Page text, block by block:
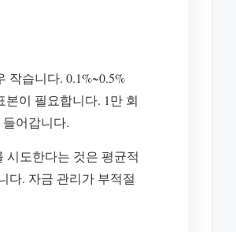
작습니다. 0.1%~0.5%
이 필요합니다. 1만 회
어갑니다.
시도한다는 것은 평균적
다. 자금 관리가 부적절